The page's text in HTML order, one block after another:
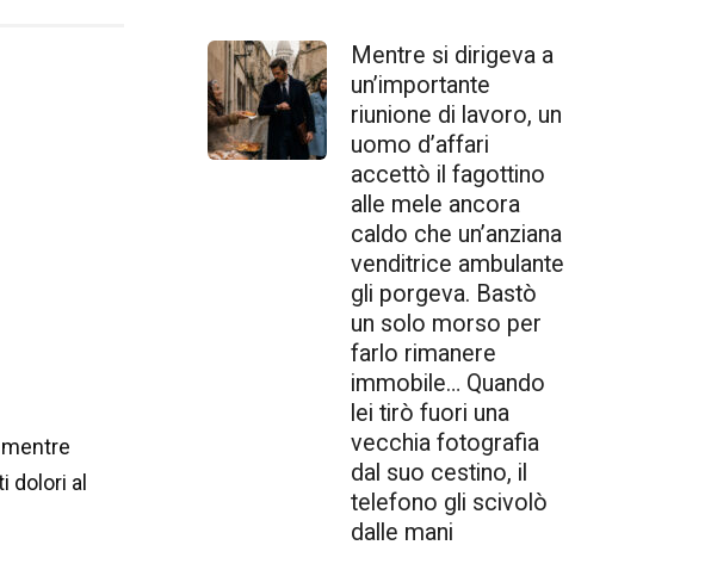
dolori al
Mentre si dirigeva a
un’importante
riunione di lavoro, un
uomo d’affari
accettò il fagottino
alle mele ancora
caldo che un’anziana
venditrice ambulante
gli porgeva. Bastò
un solo morso per
farlo rimanere
immobile… Quando
lei tirò fuori una
vecchia fotografia
dal suo cestino, il
telefono gli scivolò
dalle mani